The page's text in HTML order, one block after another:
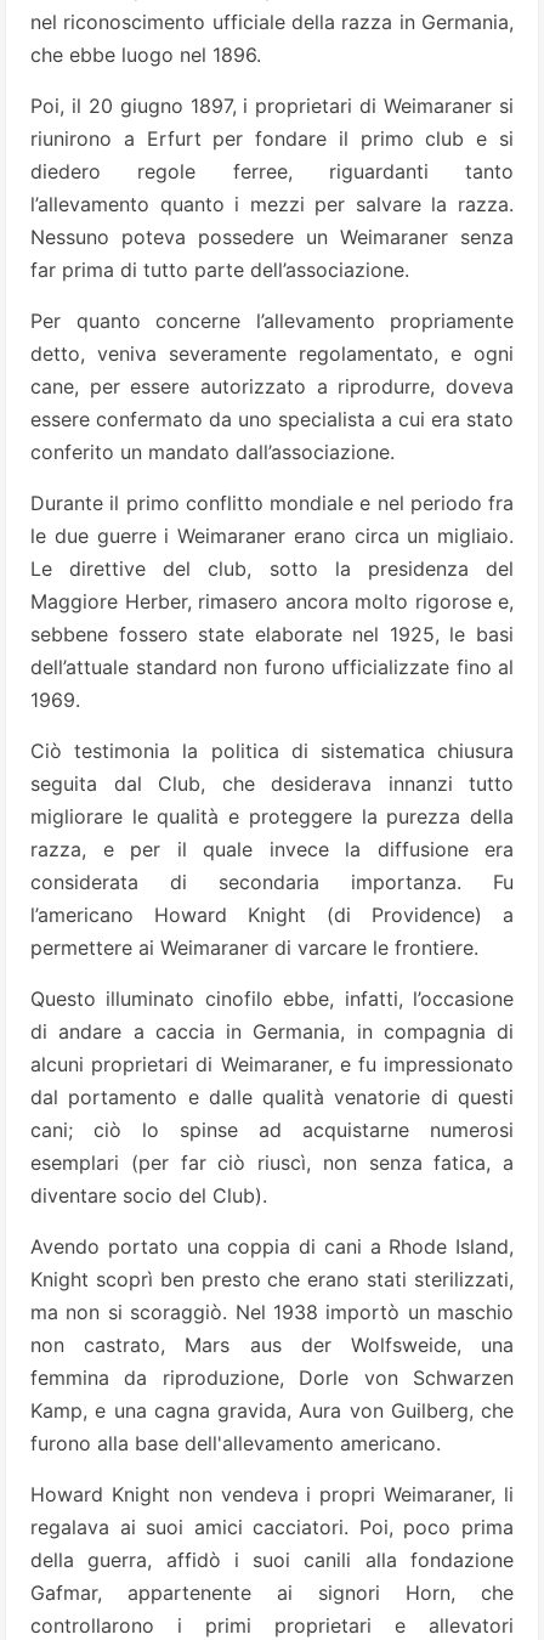
nel riconoscimento ufficiale della razza in Germania,
che ebbe luogo nel 1896.
Poi, il 20 giugno 1897, i proprietari di Weimaraner si
riunirono a Erfurt per fondare il primo club e si
diedero regole ferree, riguardanti tanto
l’allevamento quanto i mezzi per salvare la razza.
Nessuno poteva possedere un Weimaraner senza
far prima di tutto parte dell’associazione.
Per quanto concerne l’allevamento propriamente
detto, veniva severamente regolamentato, e ogni
cane, per essere autorizzato a riprodurre, doveva
essere confermato da uno specialista a cui era stato
conferito un mandato dall’associazione.
Durante il primo conflitto mondiale e nel periodo fra
le due guerre i Weimaraner erano circa un migliaio.
Le direttive del club, sotto la presidenza del
Maggiore Herber, rimasero ancora molto rigorose e,
sebbene fossero state elaborate nel 1925, le basi
dell’attuale standard non furono ufficializzate fino al
1969.
Ciò testimonia la politica di sistematica chiusura
seguita dal Club, che desiderava innanzi tutto
migliorare le qualità e proteggere la purezza della
razza, e per il quale invece la diffusione era
considerata di secondaria importanza. Fu
l’americano Howard Knight (di Providence) a
permettere ai Weimaraner di varcare le frontiere.
Questo illuminato cinofilo ebbe, infatti, l’occasione
di andare a caccia in Germania, in compagnia di
alcuni proprietari di Weimaraner, e fu impressionato
dal portamento e dalle qualità venatorie di questi
cani; ciò lo spinse ad acquistarne numerosi
esemplari (per far ciò riuscì, non senza fatica, a
diventare socio del Club).
Avendo portato una coppia di cani a Rhode Island,
Knight scoprì ben presto che erano stati sterilizzati,
ma non si scoraggiò. Nel 1938 importò un maschio
non castrato, Mars aus der Wolfsweide, una
femmina da riproduzione, Dorle von Schwarzen
Kamp, e una cagna gravida, Aura von Guilberg, che
furono alla base dell'allevamento americano.
Howard Knight non vendeva i propri Weimaraner, li
regalava ai suoi amici cacciatori. Poi, poco prima
della guerra, affidò i suoi canili alla fondazione
Gafmar, appartenente ai signori Horn, che
controllarono i primi proprietari e allevatori